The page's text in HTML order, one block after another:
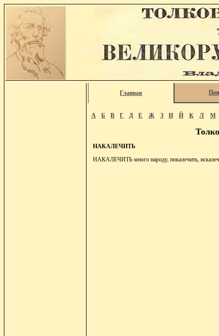
Главная
А Б В Г Д Е Ж З И Й К Л М
НАКАЛЕЧИТЬ
НАКАЛЕЧИТЬ много народу, покалечить,